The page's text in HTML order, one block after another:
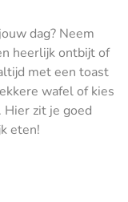
dag? Neem
heerlijk ontbijt of
met een toast
wafel of kies
Hier zit je goed
eten!